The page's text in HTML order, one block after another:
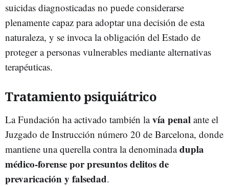
suicidas diagnosticadas no puede considerarse
plenamente capaz para adoptar una decisión de esta
naturaleza, y se invoca la obligación del Estado de
proteger a personas vulnerables mediante alternativas
terapéuticas.
Tratamiento psiquiátrico
La Fundación ha activado también lavía penal ante el
Juzgado de Instrucción número 20 de Barcelona, donde
mantiene una querella contra la denominadadupla
médico-forense por presuntos delitos de
prevaricación y falsedad.